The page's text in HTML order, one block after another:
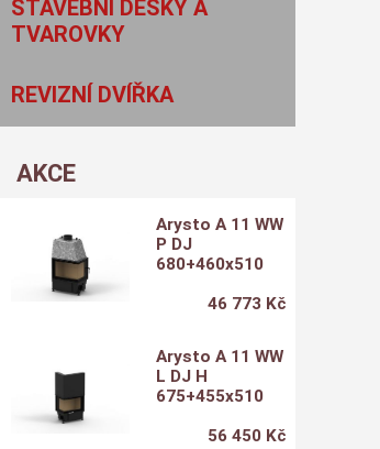
STAVEBNÍ DESKY A
TVAROVKY
REVIZNÍ DVÍŘKA
AKCE
Arysto A 11 WW
P DJ
680+460x510
46 773 Kč
Arysto A 11 WW
L DJ H
675+455x510
56 450 Kč